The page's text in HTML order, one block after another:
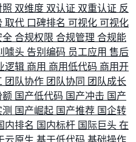
照 双维度 双认证 双重认证 反
取代 口碑排名 可视化 可视化
全 合规权限 合规管理 合规能
噱头 告别编码 员工应用 售后
逻辑 商用 商用低代码 商用开
团队协作 团队协同 团队成长
额 国产低代码 国产冲击 国产
国产崛起 国产推荐 国企转
内排名 国内标杆 国际巨头 在